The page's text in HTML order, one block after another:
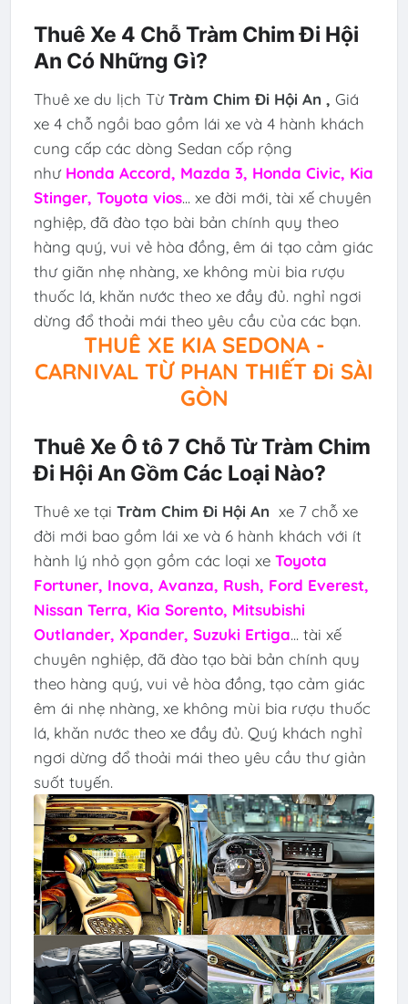
Thuê Xe 4 Chỗ Tràm Chim Đi Hội
An Có Những Gì?
Thuê xe du lịch TừTràm Chim Đi Hội An , Giá
xe 4 chỗ ngồi bao gồm lái xe và 4 hành khách
cung cấp các dòng Sedan cốp rộng
như Honda Accord, Mazda 3, Honda Civic, Kia
Stinger, Toyota vios... xe đời mới, tài xế chuyên
nghiệp, đã đào tạo bài bản chính quy theo
hàng quý, vui vẻ hòa đồng, êm ái tạo cảm giác
thư giãn nhẹ nhàng, xe không mùi bia rượu
thuốc lá, khăn nước theo xe đầy đủ. nghỉ ngơi
dừng đổ thoải mái theo yêu cầu của các bạn.
THUÊ XE KIA SEDONA -
CARNIVAL TỪ PHAN THIẾT Đi SÀI
GÒN
Thuê Xe Ô tô 7 Chỗ Từ Tràm Chim
Đi Hội An Gồm Các Loại Nào?
Thuê xe tại Tràm Chim Đi Hội An xe 7 chỗ xe
đời mới bao gồm lái xe và 6 hành khách với ít
hành lý nhỏ gọn gồm các loại xe Toyota
Fortuner, Inova, Avanza, Rush, Ford Everest,
Nissan Terra, Kia Sorento, Mitsubishi
Outlander, Xpander, Suzuki Ertiga... tài xế
chuyên nghiệp, đã đào tạo bài bản chính quy
theo hàng quý, vui vẻ hòa đồng, tạo cảm giác
êm ái nhẹ nhàng, xe không mùi bia rượu thuốc
lá, khăn nước theo xe đầy đủ. Quý khách nghỉ
ngơi dừng đổ thoải mái theo yêu cầu thư giản
suốt tuyến.